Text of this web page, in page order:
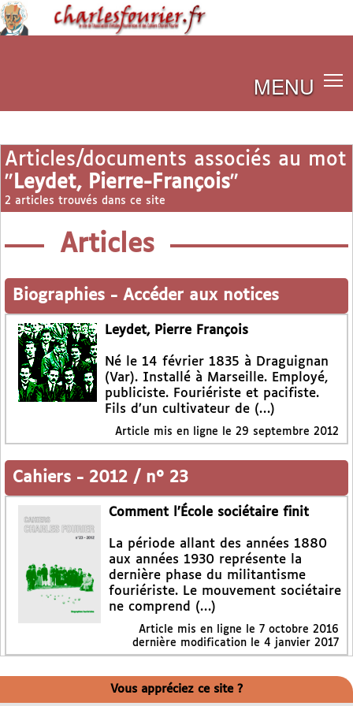
MENU
Articles/documents associés au mot
" Leydet, Pierre-François"
2 articles trouvés dans ce site
Articles
Biographies - Accéder aux notices
Leydet, Pierre François
Né le 14 février 1835 à Draguignan
(Var). Installé à Marseille. Employé,
publiciste. Fouriériste et pacifiste.
Fils d’un cultivateur de (…)
Article mis en ligne le 29 septembre 2012
Cahiers - 2012 / n° 23
Comment l’École sociétaire finit
La période allant des années 1880
aux années 1930 représente la
dernière phase du militantisme
fouriériste. Le mouvement sociétaire
ne comprend (…)
Article mis en ligne le 7 octobre 2016
dernière modification le 4 janvier 2017
Vous appréciez ce site ?